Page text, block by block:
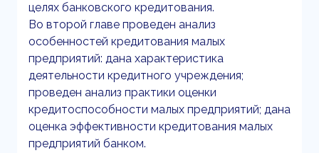
целях банковского кредитования.
Во второй главе проведен анализ
особенностей кредитования малых
предприятий: дана характеристика
деятельности кредитного учреждения;
проведен анализ практики оценки
кредитоспособности малых предприятий; дана
оценка эффективности кредитования малых
предприятий банком.